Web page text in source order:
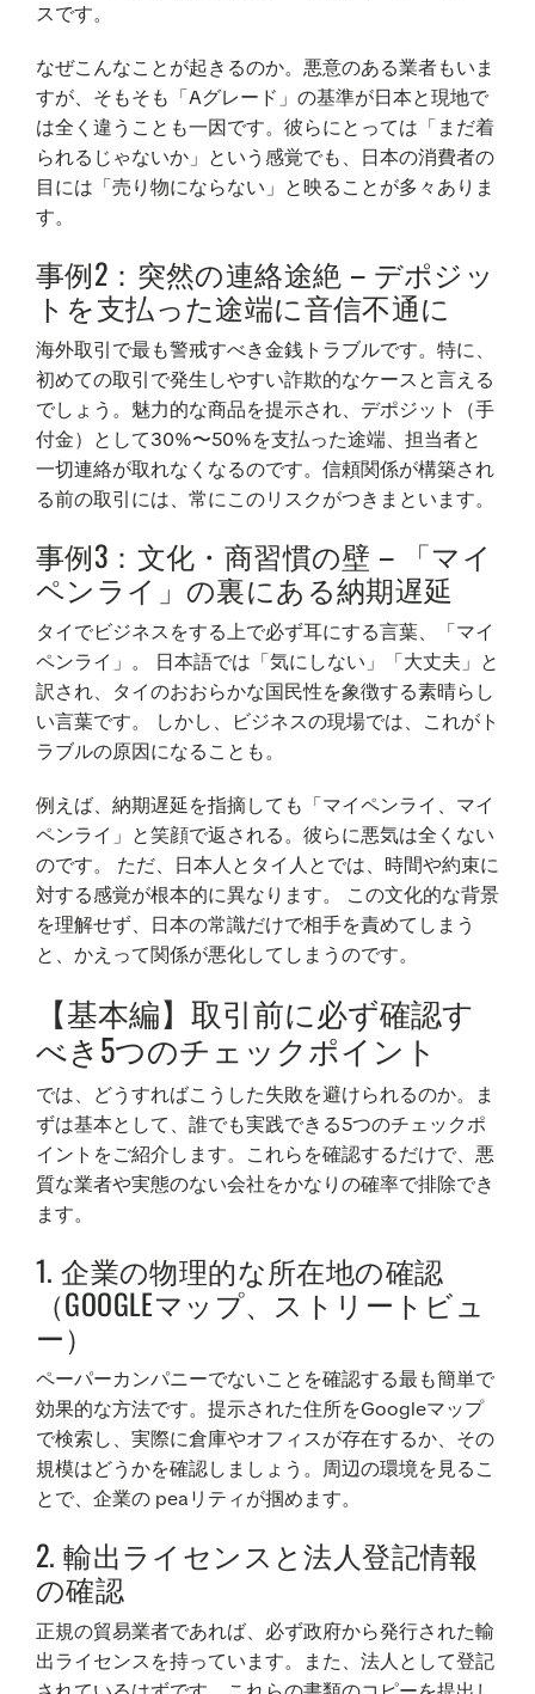
スです。
なぜこんなことが起きるのか。悪意のある業者もいま
すが、そもそも「Aグレード」の基準が日本と現地で
は全く違うことも一因です。彼らにとっては「まだ着
られるじゃないか」という感覚でも、日本の消費者の
目には「売り物にならない」と映ることが多々ありま
す。
事例2：突然の連絡途絶 – デポジッ
トを支払った途端に音信不通に
海外取引で最も警戒すべき金銭トラブルです。特に、
初めての取引で発生しやすい詐欺的なケースと言える
でしょう。魅力的な商品を提示され、デポジット（手
付金）として30%〜50%を支払った途端、担当者と
一切連絡が取れなくなるのです。信頼関係が構築され
る前の取引には、常にこのリスクがつきまといます。
事例3：文化・商習慣の壁 – 「マイ
ペンライ」の裏にある納期遅延
タイでビジネスをする上で必ず耳にする言葉、「マイ
ペンライ」。 日本語では「気にしない」「大丈夫」と
訳され、タイのおおらかな国民性を象徴する素晴らし
い言葉です。 しかし、ビジネスの現場では、これがト
ラブルの原因になることも。
例えば、納期遅延を指摘しても「マイペンライ、マイ
ペンライ」と笑顔で返される。彼らに悪気は全くない
のです。 ただ、日本人とタイ人とでは、時間や約束に
対する感覚が根本的に異なります。 この文化的な背景
を理解せず、日本の常識だけで相手を責めてしまう
と、かえって関係が悪化してしまうのです。
【基本編】取引前に必ず確認す
べき5つのチェックポイント
では、どうすればこうした失敗を避けられるのか。ま
ずは基本として、誰でも実践できる5つのチェックポ
イントをご紹介します。これらを確認するだけで、悪
質な業者や実態のない会社をかなりの確率で排除でき
ます。
1. 企業の物理的な所在地の確認
（GOOGLEマップ、ストリートビュ
ー）
ペーパーカンパニーでないことを確認する最も簡単で
効果的な方法です。提示された住所をGoogleマップ
で検索し、実際に倉庫やオフィスが存在するか、その
規模はどうかを確認しましょう。周辺の環境を見るこ
とで、企業の реаリティが掴めます。
2. 輸出ライセンスと法人登記情報
の確認
正規の貿易業者であれば、必ず政府から発行された輸
出ライセンスを持っています。また、法人として登記